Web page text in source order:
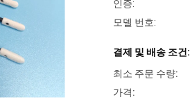
인증:
모델 번호:
결제 및 배송 조건:
최소 주문 수량:
가격: